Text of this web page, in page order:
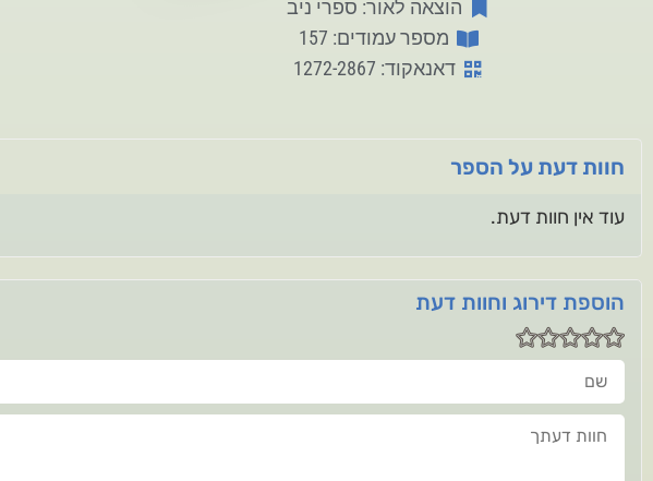
הוצאה לאור: ספרי ניב
מספר עמודים: 157
דאנאקוד: 1272-2867
חוות דעת על הספר
עוד אין חוות דעת.
הוספת דירוג וחוות דעת
שם
חוות דעתך